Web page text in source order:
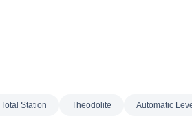
Total Station Theodolite Automatic